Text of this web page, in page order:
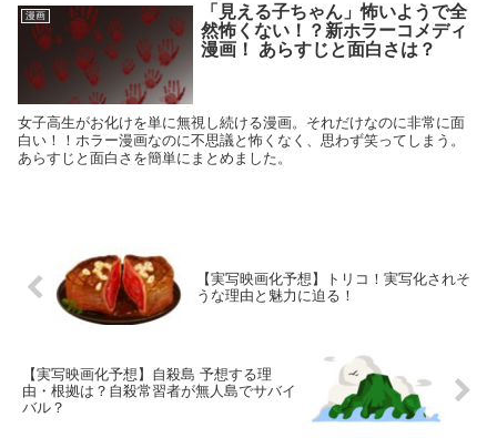
漫画
「見える子ちゃん」怖いようで全
然怖くない！？新ホラーコメディ
漫画！ あらすじと面白さは？
女子高生がお化けを単に無視し続ける漫画。それだけなのに非常に面
白い！！ホラー漫画なのに不思議と怖くなく、思わず笑ってしまう。
あらすじと面白さを簡単にまとめました。
【実写映画化予想】トリコ！実写化されそ
うな理由と魅力に迫る！
【実写映画化予想】自殺島 予想する理
由・根拠は？自殺常習者が無人島でサバイ
バル？